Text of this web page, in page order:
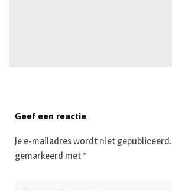
Geef een reactie
Je e-mailadres wordt niet gepubliceerd.
gemarkeerd met *